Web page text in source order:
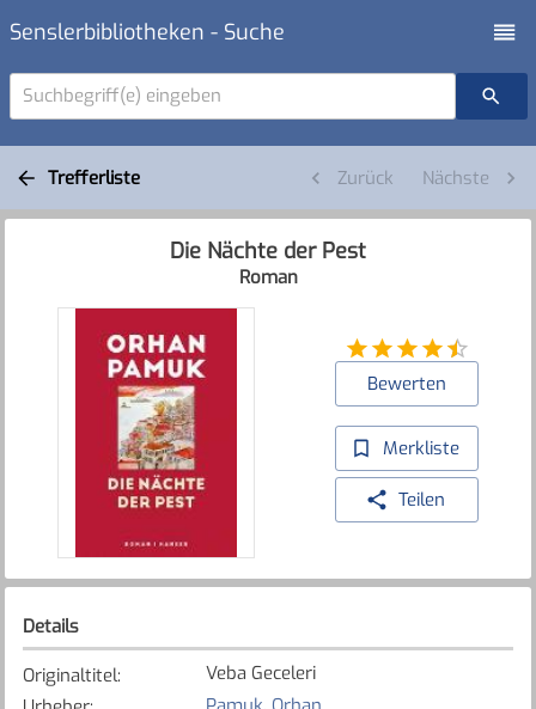
Senslerbibliotheken - Suche
Suchbegriff(e) eingeben
Trefferliste Zurück Nächste
Die Nächte der Pest
Roman
Bewerten
Merkliste
Teilen
Details
Originaltitel:
Veba Geceleri